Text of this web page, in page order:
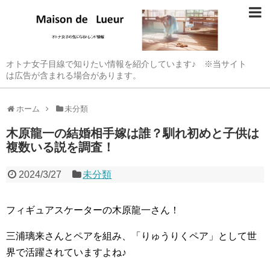
オトナ女子目線で知りたい情報を紹介しています♪ ※当サイト
は広告が含まれる場合があります。
ホーム 未分類
木原龍一の結婚相手嫁は誰？馴れ初めと子供は
複数いる説を調査！
2024/3/27 未分類
フィギュアスケーターの木原龍一さん！
三浦璃来さんとペアを組み、「りゅうりくペア」として世
界で活躍されていますよね♪